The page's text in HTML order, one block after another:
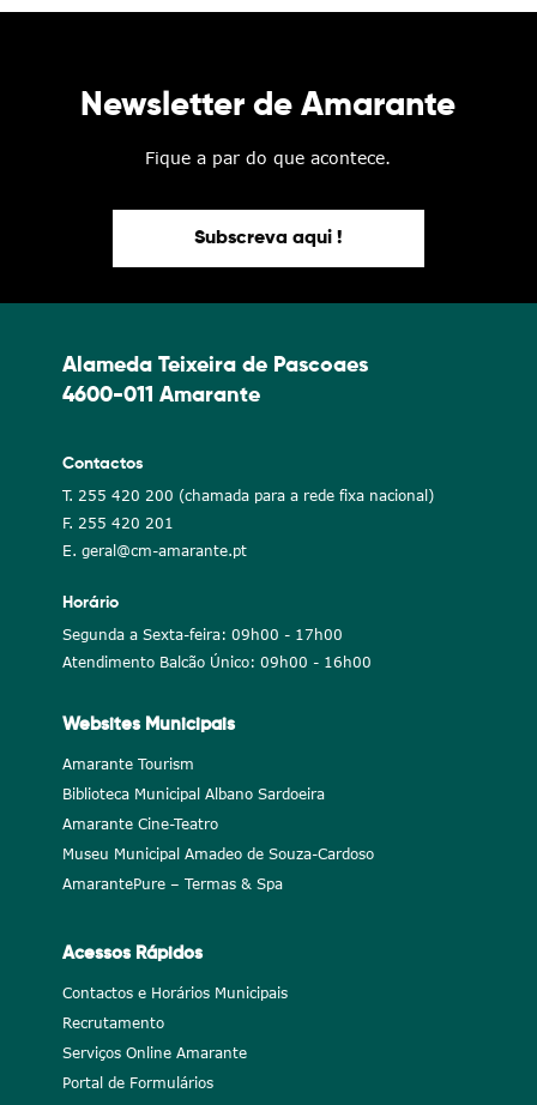
Newsletter de Amarante
Fique a par do que acontece.
Subscreva aqui !
Alameda Teixeira de Pascoaes
4600-011 Amarante
Contactos
T. 255 420 200 (chamada para a rede fixa nacional)
F. 255 420 201
E. geral@cm-amarante.pt
Horário
Segunda a Sexta-feira: 09h00 - 17h00
Atendimento Balcão Único: 09h00 - 16h00
Websites Municipais
Amarante Tourism
Biblioteca Municipal Albano Sardoeira
Amarante Cine-Teatro
Museu Municipal Amadeo de Souza-Cardoso
AmarantePure – Termas & Spa
Acessos Rápidos
Contactos e Horários Municipais
Recrutamento
Serviços Online Amarante
Portal de Formulários